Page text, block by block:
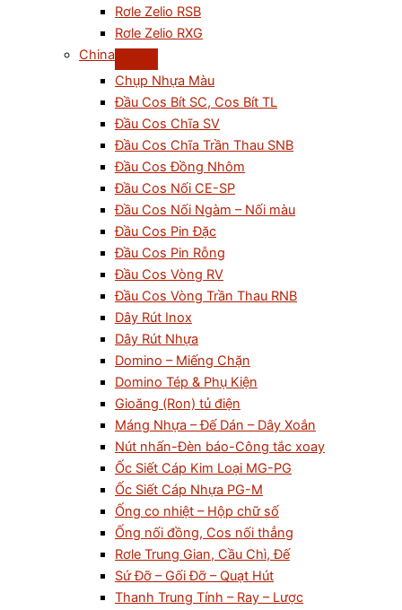
Rơle Zelio RSB
Rơle Zelio RXG
China
Chụp Nhựa Màu
Đầu Cos Bít SC, Cos Bít TL
Đầu Cos Chĩa SV
Đầu Cos Chĩa Trần Thau SNB
Đầu Cos Đồng Nhôm
Đầu Cos Nối CE-SP
Đầu Cos Nối Ngàm – Nối màu
Đầu Cos Pin Đặc
Đầu Cos Pin Rỗng
Đầu Cos Vòng RV
Đầu Cos Vòng Trần Thau RNB
Dây Rút Inox
Dây Rút Nhựa
Domino – Miếng Chặn
Domino Tép & Phụ Kiện
Gioăng (Ron) tủ điện
Máng Nhựa – Đế Dán – Dây Xoắn
Nút nhấn-Đèn báo-Công tắc xoay
Ốc Siết Cáp Kim Loại MG-PG
Ốc Siết Cáp Nhựa PG-M
Ống co nhiệt – Hộp chữ số
Ống nối đồng, Cos nối thẳng
Rơle Trung Gian, Cầu Chì, Đế
Sứ Đỡ – Gối Đỡ – Quạt Hút
Thanh Trung Tính – Ray – Lược